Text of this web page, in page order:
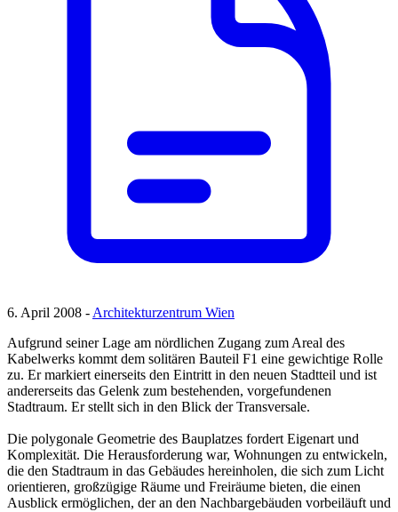
6. April 2008 -Architekturzentrum Wien
Aufgrund seiner Lage am nördlichen Zugang zum Areal des
Kabelwerks kommt dem solitären Bauteil F1 eine gewichtige Rolle
zu. Er markiert einerseits den Eintritt in den neuen Stadtteil und ist
andererseits das Gelenk zum bestehenden, vorgefundenen
Stadtraum. Er stellt sich in den Blick der Transversale.
Die polygonale Geometrie des Bauplatzes fordert Eigenart und
Komplexität. Die Herausforderung war, Wohnungen zu entwickeln,
die den Stadtraum in das Gebäudes hereinholen, die sich zum Licht
orientieren, großzügige Räume und Freiräume bieten, die einen
Ausblick ermöglichen, der an den Nachbargebäuden vorbeiläuft und